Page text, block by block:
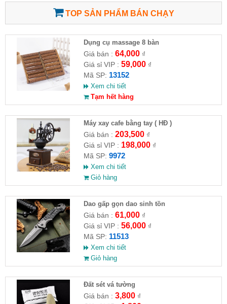
TOP SẢN PHẨM BÁN CHẠY
Dụng cụ massage 8 bàn
Giá bán : 64,000₫
Giá sỉ VIP : 59,000₫
Mã SP: 13152
Xem chi tiết
Tạm hết hàng
Máy xay cafe bằng tay ( HĐ )
Giá bán : 203,500₫
Giá sỉ VIP : 198,000₫
Mã SP: 9972
Xem chi tiết
Giỏ hàng
Dao gấp gọn dao sinh tồn
Giá bán : 61,000₫
Giá sỉ VIP : 56,000₫
Mã SP: 11513
Xem chi tiết
Giỏ hàng
Đất sét vá tường
Giá bán : 3,800₫